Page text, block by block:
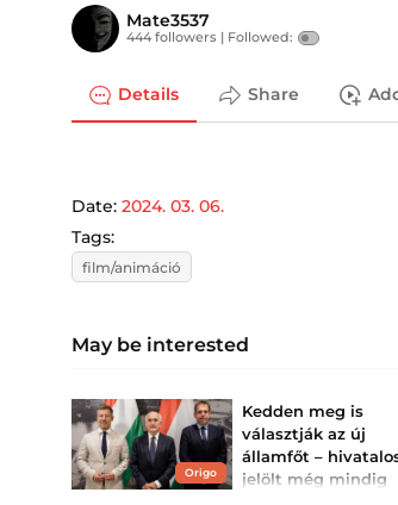
Mate3537
444 followers | Followed:
Details Share
Date: 2024. 03. 06.
Tags:
film/animáció
May be interested
Origo
Kedden meg is
választják az új
államfőt –
jelölt még mindig